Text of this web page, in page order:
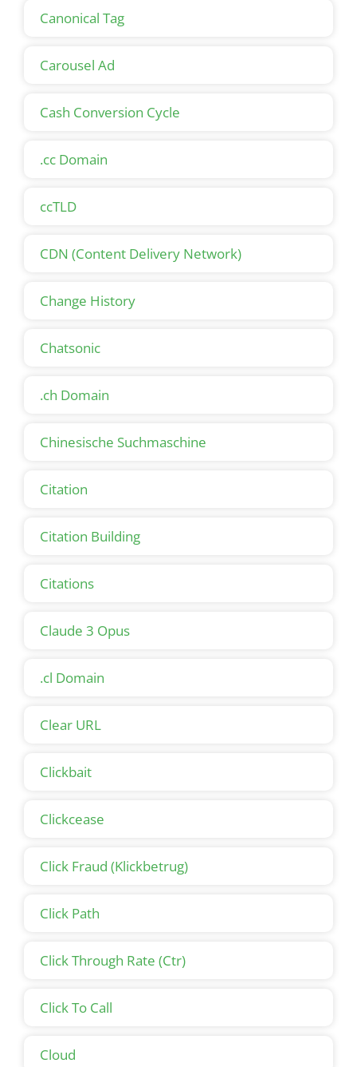
Canonical Tag
Carousel Ad
Cash Conversion Cycle
.cc Domain
ccTLD
CDN (Content Delivery Network)
Change History
Chatsonic
.ch Domain
Chinesische Suchmaschine
Citation
Citation Building
Citations
Claude 3 Opus
.cl Domain
Clear URL
Clickbait
Clickcease
Click Fraud (Klickbetrug)
Click Path
Click Through Rate (Ctr)
Click To Call
Cloud